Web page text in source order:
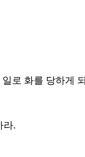
로 화를 당하게
라.